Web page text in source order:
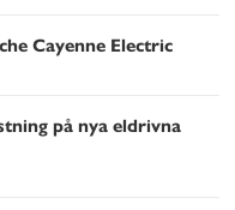
Cayenne Electric
på nya eldrivna